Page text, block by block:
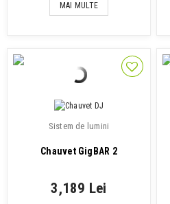
MAI MULTE
Sistem de lumini
Chauvet GigBAR 2
3,189 Lei